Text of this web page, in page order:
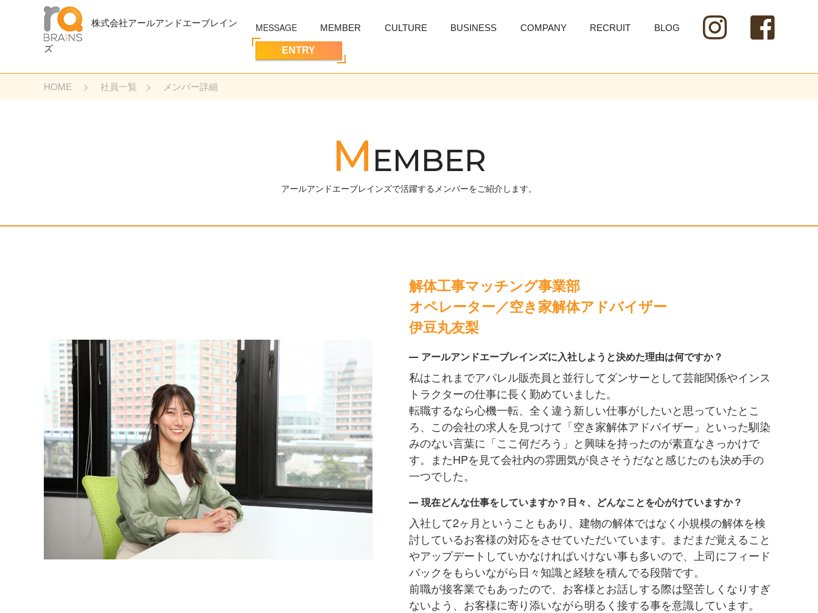
株式会社アールアンドエーブレイン
ズ
MESSAGE MEMBER CULTURE BUSINESS COMPANY RECRUIT BLOG
ENTRY
HOME 社員一覧 メンバー詳細
MEMBER
アールアンドエーブレインズで活躍するメンバーをご紹介します。
解体工事マッチング事業部
オペレーター／空き家解体アドバイザー
伊豆丸友梨
アールアンドエーブレインズに入社しようと決めた理由は何ですか？
私はこれまでアパレル販売員と並行してダンサーとして芸能関係やインス
トラクターの仕事に長く勤めていました。
転職するなら心機一転、全く違う新しい仕事がしたいと思っていたとこ
ろ、この会社の求人を見つけて「空き家解体アドバイザー」といった馴染
みのない言葉に「ここ何だろう」と興味を持ったのが素直なきっかけで
す。またHPを見て会社内の雰囲気が良さそうだなと感じたのも決め手の
一つでした。
現在どんな仕事をしていますか？日々、どんなことを心がけていますか？
入社して2ヶ月ということもあり、建物の解体ではなく小規模の解体を検
討しているお客様の対応をさせていただいています。まだまだ覚えること
やアップデートしていかなければいけない事も多いので、上司にフィード
バックをもらいながら日々知識と経験を積んでる段階です。
前職が接客業でもあったので、お客様とお話しする際は堅苦しくなりすぎ
ないよう、お客様に寄り添いながら明るく接する事を意識しています。